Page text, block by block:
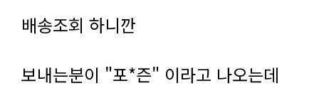
배송조회 하니깐
보내는분이 "포*즌" 이라고 나오는데